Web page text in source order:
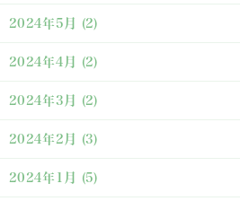
2024年5月 (2)
2024年4月 (2)
2024年3月 (2)
2024年2月 (3)
2024年1月 (5)